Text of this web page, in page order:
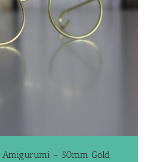
Amigurumi – 50mm Gold